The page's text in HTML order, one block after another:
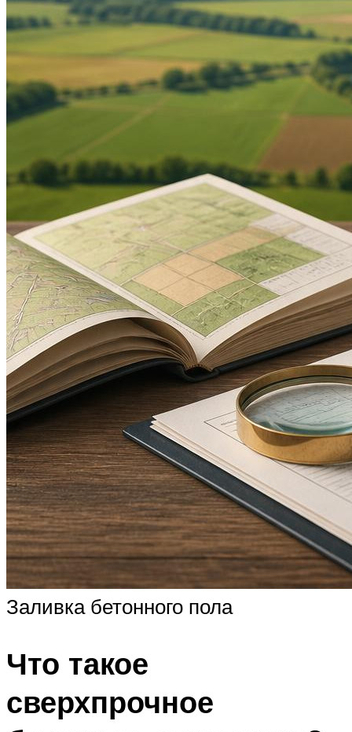
Заливка бетонного пола
Что такое
сверхпрочное